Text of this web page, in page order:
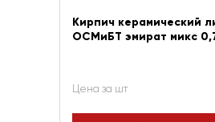
Кирпич керамический
ОСМиБТ эмират микс
Цена за шт